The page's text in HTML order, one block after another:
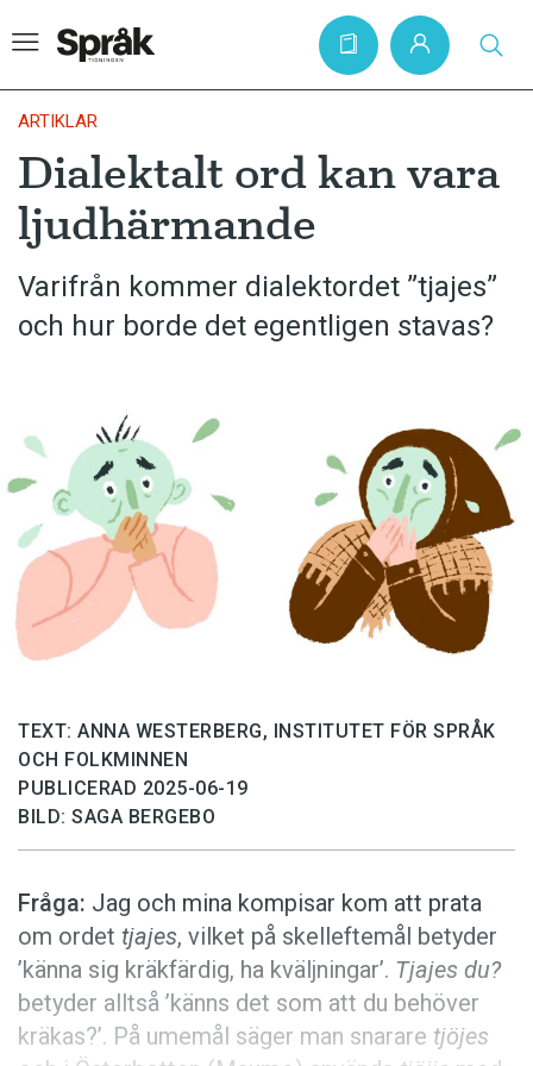
Hem
Artiklar
Krönikor
Språkfrågor
Bokrecensioner
Kviss
Podden
Anmäl till språkpolisen
Föreslå nyord
Annonsera
Läs Språktidningen digitalt
Press
ARTIKLAR
Dialektalt ord kan vara
ljudhärmande
Varifrån kommer dialektordet ”tjajes”
och hur borde det egentligen stavas?
TEXT: ANNA WESTERBERG, INSTITUTET FÖR SPRÅK
OCH FOLKMINNEN
PUBLICERAD 2025-06-19
BILD: SAGA BERGEBO
Fråga: Jag och mina kompisar kom att prata
om ordet tjajes, vilket på skelleftemål betyder
’känna sig kräkfärdig, ha kväljningar’. Tjajes du?
betyder alltså ’känns det som att du behöver
kräkas?’. På umemål säger man snarare tjöjes